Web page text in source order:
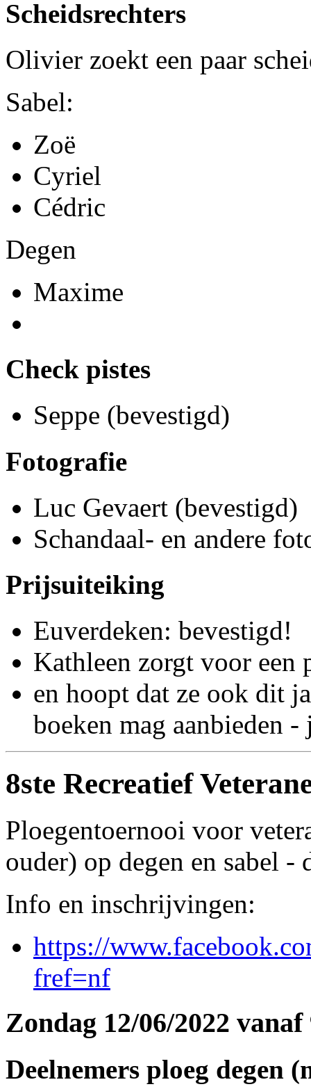
Scheidsrechters
Olivier zoekt een paar
Sabel:
Zoë
Cyriel
Cédric
Degen
Maxime
Check pistes
Seppe (bevestigd)
Fotografie
Luc Gevaert (bevestigd)
Schandaal- en andere
Prijsuiteiking
Euverdeken: bevestigd!
Kathleen zorgt voor een
en hoopt dat ze ook dit
boeken mag aanbieden -
8ste Recreatief
Ploegentoernooi voor
ouder) op degen en sabel -
Info en inschrijvingen:
https://
fref=nf
Zondag 12/06/2022 vanaf
Deelnemers ploeg degen